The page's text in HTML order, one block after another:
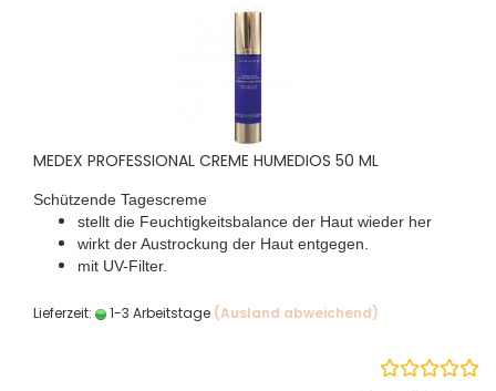
MEDEX PROFESSIONAL CREME HUMEDIOS 50 ML
Schützende Tagescreme
stellt die Feuchtigkeitsbalance der Haut wieder her
wirkt der Austrockung der Haut entgegen.
mit UV-Filter.
Lieferzeit: 1-3 Arbeitstage (Ausland abweichend)